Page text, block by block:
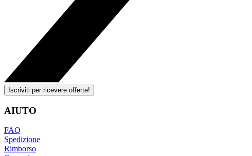
Iscriviti per ricevere offerte!
AIUTO
FAQ
Spedizione
Rimborso